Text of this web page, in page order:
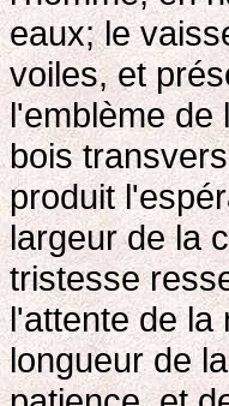
eaux; le
voiles, et
l'emblème de
bois
produit
largeur de la
tristesse
l'attente de la
longueur de